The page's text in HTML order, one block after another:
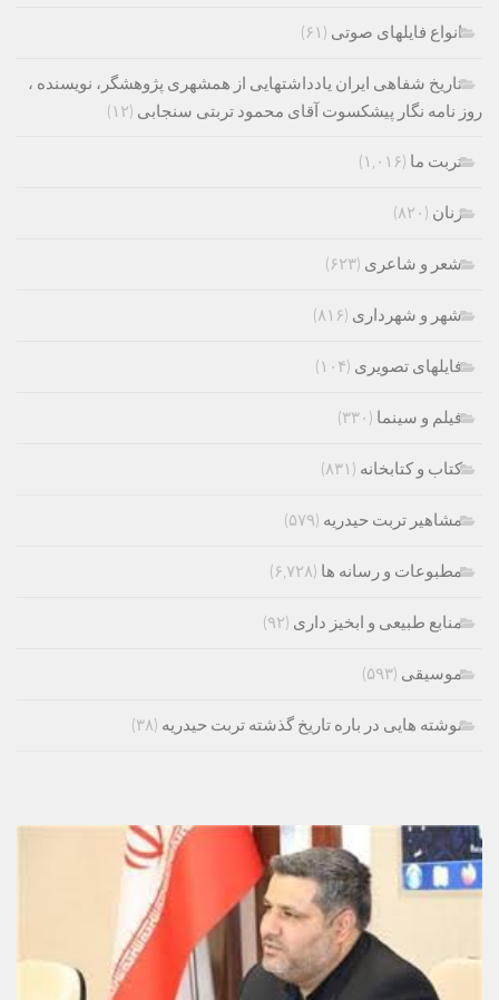
انواع فایلهای صوتی (۶۱)
تاریخ شفاهی ایران یادداشتهایی از همشهری پژوهشگر، نویسنده ،
روز نامه نگار پیشکسوت آقای محمود تربتی سنجابی (۱۲)
تربت ما (۱,۰۱۶)
زنان (۸۲۰)
شعر و شاعری (۶۲۳)
شهر و شهرداری (۸۱۶)
فایلهای تصویری (۱۰۴)
فیلم و سینما (۳۳۰)
کتاب و کتابخانه (۸۳۱)
مشاهیر تربت حیدریه (۵۷۹)
مطبوعات و رسانه ها (۶,۷۲۸)
منابع طبیعی و ابخیز داری (۹۲)
موسیقی (۵۹۳)
نوشته هایی در باره تاریخ گذشته تربت حیدریه (۳۸)